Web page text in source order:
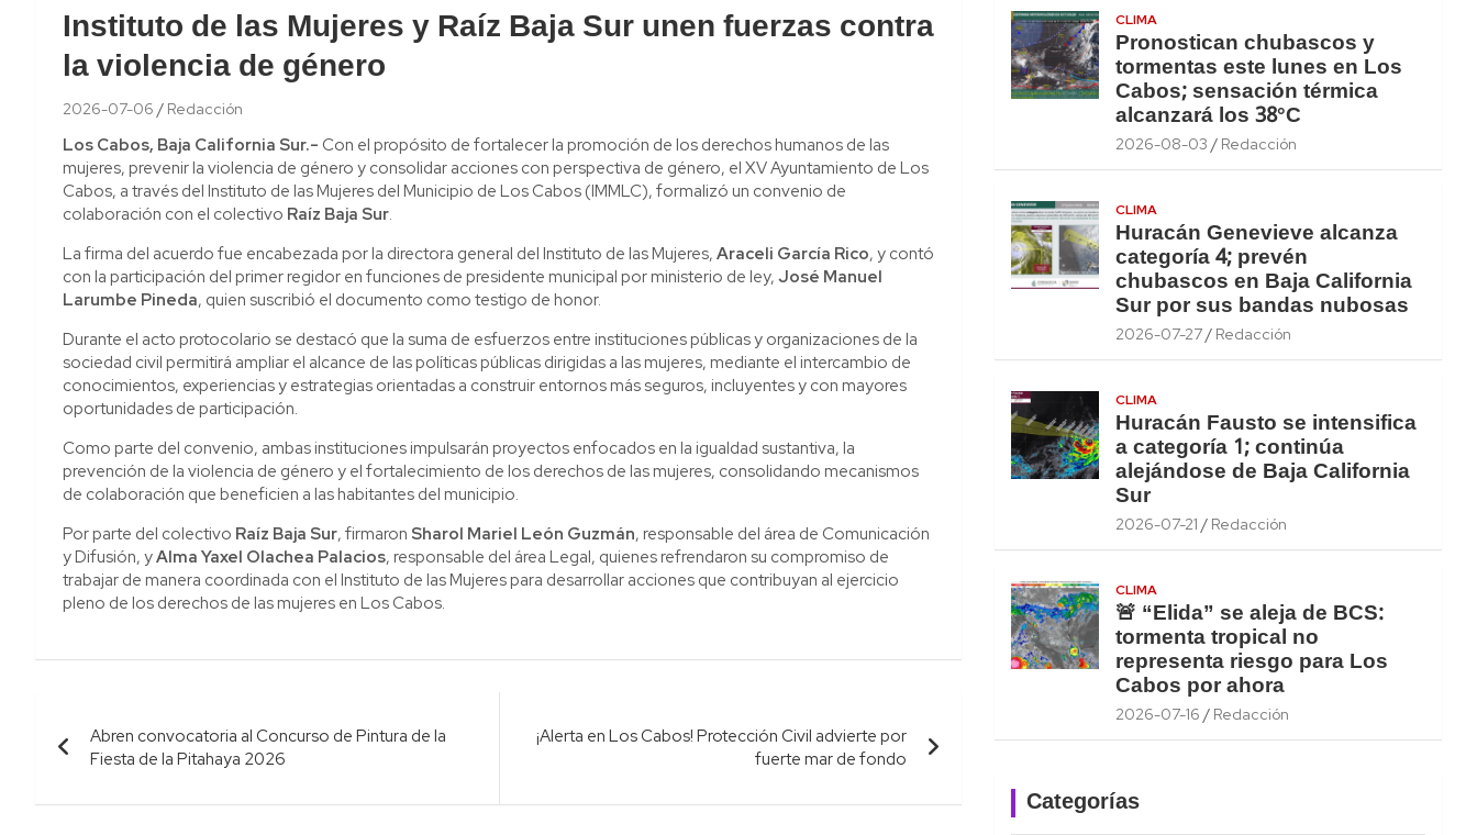
Instituto de las Mujeres y Raíz Baja Sur unen fuerzas contra
la violencia de género
2026-07-06 Redacción
Los Cabos, Baja California Sur.- Con el propósito de fortalecer la promoción de los derechos humanos de las
mujeres, prevenir la violencia de género y consolidar acciones con perspectiva de género, el XV Ayuntamiento de Los
Cabos, a través del Instituto de las Mujeres del Municipio de Los Cabos (IMMLC), formalizó un convenio de
colaboración con el colectivo Raíz Baja Sur.
La firma del acuerdo fue encabezada por la directora general del Instituto de las Mujeres, Araceli García Rico, y contó
con la participación del primer regidor en funciones de presidente municipal por ministerio de ley, José Manuel
Larumbe Pineda, quien suscribió el documento como testigo de honor.
Durante el acto protocolario se destacó que la suma de esfuerzos entre instituciones públicas y organizaciones de la
sociedad civil permitirá ampliar el alcance de las políticas públicas dirigidas a las mujeres, mediante el intercambio de
conocimientos, experiencias y estrategias orientadas a construir entornos más seguros, incluyentes y con mayores
oportunidades de participación.
Como parte del convenio, ambas instituciones impulsarán proyectos enfocados en la igualdad sustantiva, la
prevención de la violencia de género y el fortalecimiento de los derechos de las mujeres, consolidando mecanismos
de colaboración que beneficien a las habitantes del municipio.
Por parte del colectivo Raíz Baja Sur, firmaron Sharol Mariel León Guzmán, responsable del área de Comunicación
y Difusión, yAlma Yaxel Olachea Palacios, responsable del área Legal, quienes refrendaron su compromiso de
trabajar de manera coordinada con el Instituto de las Mujeres para desarrollar acciones que contribuyan al ejercicio
pleno de los derechos de las mujeres en Los Cabos.
Navegación
de
entradas
Abren convocatoria al Concurso de Pintura de la
Fiesta de la Pitahaya 2026
¡Alerta en Los Cabos! Protección Civil advierte por
fuerte mar de fondo
CLIMA
Pronostican chubascos y
tormentas este lunes en Los
Cabos; sensación térmica
alcanzará los 38°C
2026-08-03 Redacción
CLIMA
Huracán Genevieve alcanza
categoría 4; prevén
chubascos en Baja California
Sur por sus bandas nubosas
2026-07-27 Redacción
CLIMA
Huracán Fausto se intensifica
a categoría 1; continúa
alejándose de Baja California
Sur
2026-07-21 Redacción
CLIMA
🚨 “Elida” se aleja de BCS:
tormenta tropical no
representa riesgo para Los
Cabos por ahora
2026-07-16 Redacción
Categorías